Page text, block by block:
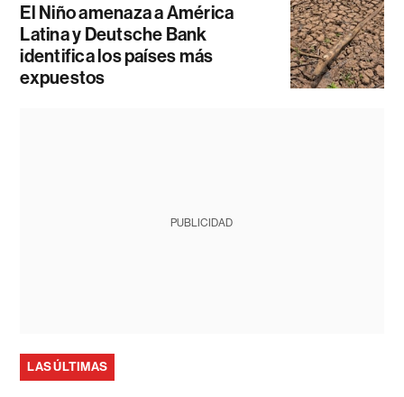
El Niño amenaza a América
Latina y Deutsche Bank
identifica los países más
expuestos
PUBLICIDAD
LAS ÚLTIMAS